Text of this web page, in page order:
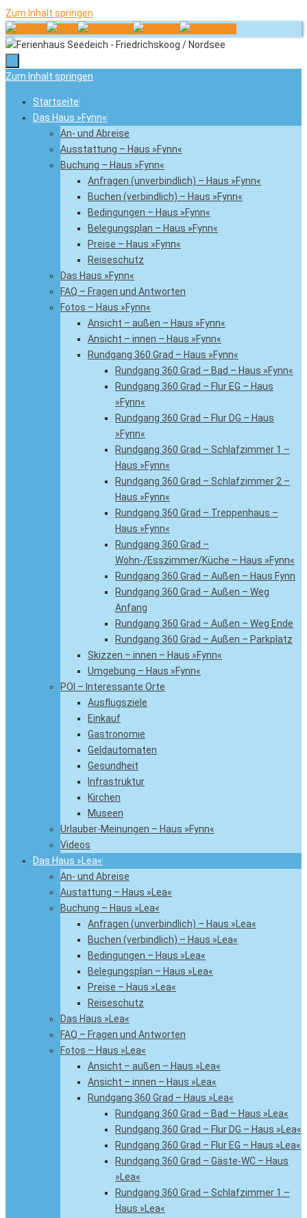
Zum Inhalt springen
Zum Inhalt springen
Startseite
Das Haus »Fynn«
An- und Abreise
Ausstattung – Haus »Fynn«
Buchung – Haus »Fynn«
Anfragen (unverbindlich) – Haus »Fynn«
Buchen (verbindlich) – Haus »Fynn«
Bedingungen – Haus »Fynn«
Belegungsplan – Haus »Fynn«
Preise – Haus »Fynn«
Reiseschutz
Das Haus »Fynn«
FAQ – Fragen und Antworten
Fotos – Haus »Fynn«
Ansicht – außen – Haus »Fynn«
Ansicht – innen – Haus »Fynn«
Rundgang 360 Grad – Haus »Fynn«
Rundgang 360 Grad – Bad – Haus »Fynn«
Rundgang 360 Grad – Flur EG – Haus
»Fynn«
Rundgang 360 Grad – Flur DG – Haus
»Fynn«
Rundgang 360 Grad – Schlafzimmer 1 –
Haus »Fynn«
Rundgang 360 Grad – Schlafzimmer 2 –
Haus »Fynn«
Rundgang 360 Grad – Treppenhaus –
Haus »Fynn«
Rundgang 360 Grad –
Wohn-/Esszimmer/Küche – Haus »Fynn«
Rundgang 360 Grad – Außen – Haus Fynn
Rundgang 360 Grad – Außen – Weg
Anfang
Rundgang 360 Grad – Außen – Weg Ende
Rundgang 360 Grad – Außen – Parkplatz
Skizzen – innen – Haus »Fynn«
Umgebung – Haus »Fynn«
POI – Interessante Orte
Ausflugsziele
Einkauf
Gastronomie
Geldautomaten
Gesundheit
Infrastruktur
Kirchen
Museen
Urlauber-Meinungen – Haus »Fynn«
Videos
Das Haus »Lea«
An- und Abreise
Austattung – Haus »Lea«
Buchung – Haus »Lea«
Anfragen (unverbindlich) – Haus »Lea«
Buchen (verbindlich) – Haus »Lea«
Bedingungen – Haus »Lea«
Belegungsplan – Haus »Lea«
Preise – Haus »Lea«
Reiseschutz
Das Haus »Lea«
FAQ – Fragen und Antworten
Fotos – Haus »Lea«
Ansicht – außen – Haus »Lea«
Ansicht – innen – Haus »Lea«
Rundgang 360 Grad – Haus »Lea«
Rundgang 360 Grad – Bad – Haus »Lea«
Rundgang 360 Grad – Flur DG – Haus »Lea«
Rundgang 360 Grad – Flur EG – Haus »Lea«
Rundgang 360 Grad – Gäste-WC – Haus
»Lea«
Rundgang 360 Grad – Schlafzimmer 1 –
Haus »Lea«